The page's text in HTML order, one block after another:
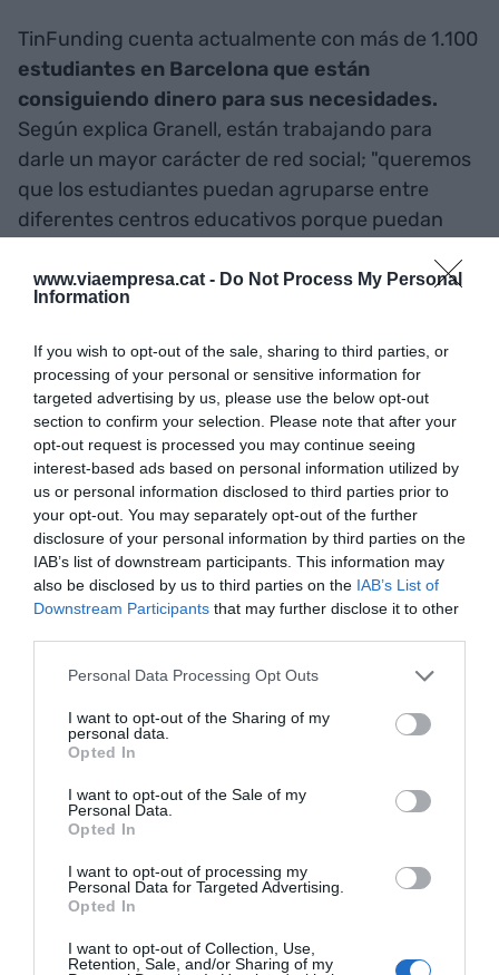
www.viaempresa.cat - Do Not Process My Personal
Information
If you wish to opt-out of the sale, sharing to third parties, or
processing of your personal or sensitive information for
targeted advertising by us, please use the below opt-out
section to confirm your selection. Please note that after your
opt-out request is processed you may continue seeing
interest-based ads based on personal information utilized by
us or personal information disclosed to third parties prior to
your opt-out. You may separately opt-out of the further
disclosure of your personal information by third parties on the
IAB’s list of downstream participants. This information may
also be disclosed by us to third parties on the IAB’s List of
Downstream Participants that may further disclose it to other
Personal Data Processing Opt Outs
I want to opt-out of the Sharing of my
personal data.
Opted In
I want to opt-out of the Sale of my
Personal Data.
Opted In
I want to opt-out of processing my
Personal Data for Targeted Advertising.
Opted In
I want to opt-out of Collection, Use,
Retention, Sale, and/or Sharing of my
TinFunding cuenta actualmente con más de 1.100
estudiantes en Barcelona que están
consiguiendo dinero para sus necesidades.
Según explica Granell, están trabajando para
darle un mayor carácter de red social; "queremos
que los estudiantes puedan agruparse entre
diferentes centros educativos porque puedan
curso, o compartir todo tipo de información, como
por ejemplo consejos, experiencias, valoraciones,
etc.", indica el emprendedor.
A la vez, TinFunding está en contacto con centros
universitarios e institutos porque propongan a
sus estudiantes esta herramienta para financiar
los viajes de final de curso o actividades que
propongan. Así, los que ya tienen una edad, han
pasado de ir cargados con cajas de galletas para
venderlas a sus tíos,a recibir de sus sobrinos un
enlace a unos auriculares y un emoji porque
compren.
"La idea nació hace cuatro años cuando la xicota
de mi socio marchaba de viaje de fin de curso a
Punta Cana y necesitaba 900 euros y recogió
1.800", relata Granell. Los estudiantes tienen
finalidades, pero estos no son interesantes para
quienes lo compra, porque sólo se realiza la
compra por el vínculo: "Aquel año todos íbamos